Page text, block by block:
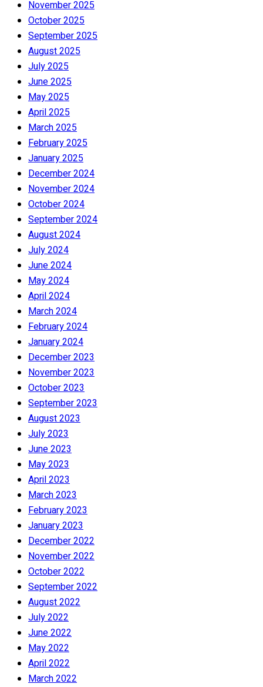
November 2025
October 2025
September 2025
August 2025
July 2025
June 2025
May 2025
April 2025
March 2025
February 2025
January 2025
December 2024
November 2024
October 2024
September 2024
August 2024
July 2024
June 2024
May 2024
April 2024
March 2024
February 2024
January 2024
December 2023
November 2023
October 2023
September 2023
August 2023
July 2023
June 2023
May 2023
April 2023
March 2023
February 2023
January 2023
December 2022
November 2022
October 2022
September 2022
August 2022
July 2022
June 2022
May 2022
April 2022
March 2022